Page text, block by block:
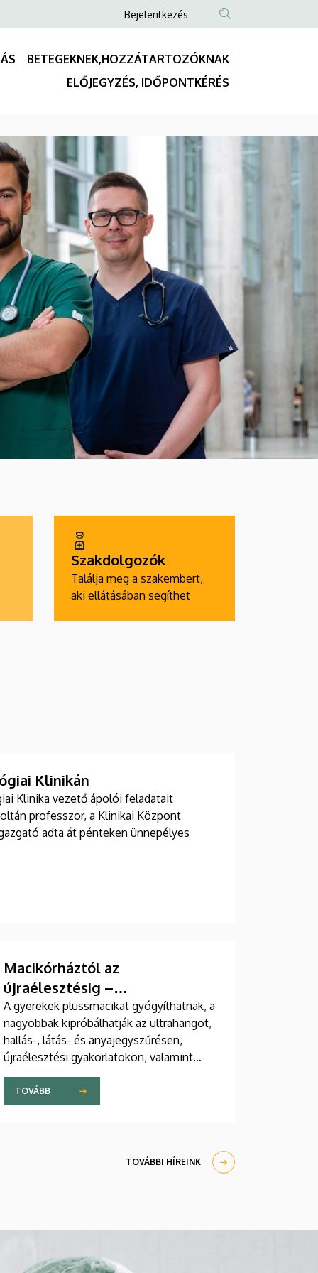
Anonim
fiók
menüje
Bejelentkezés
BETEGEKNEK,HOZZÁTARTOZÓKNAK
ELŐJEGYZÉS, IDŐPONTKÉRÉS
Szakdolgozók
Találja meg a szakembert,
aki ellátásában segíthet
Klinikán
Klinika vezető ápolói feladatait
professzor, a Klinikai Központ
adta át pénteken ünnepélyes
Macikórháztól az
újraélesztésig –
egészségprogramok a
Campuson
A gyerekek plüssmacikat gyógyíthatnak, a
nagyobbak kipróbálhatják az ultrahangot,
hallás-, látás- és anyajegyszűrésen,
újraélesztési gyakorlatokon, valamint
zeneterápiás és a mentális egészséget
támogató prevenciós foglalkozásokon is
részt vehetnek a július 22-én kezdődő
Általános Orvostudományi Kar sokszínű
Terápiás Központban.
TOVÁBB
TOVÁBBI HÍREINK